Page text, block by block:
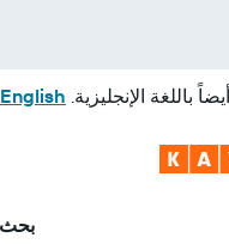
باللغة الإنجليزية.
بحث